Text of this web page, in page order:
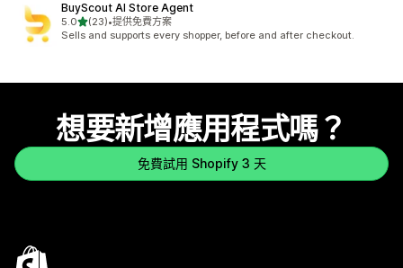
BuyScout AI Store Agent
5.0滿分 5 顆星
(23)
共有 23 則評價
•提供免費方案
Sells and supports every shopper, before and after checkout.
想要新增應用程式嗎？
免費試用 Shopify 3 天